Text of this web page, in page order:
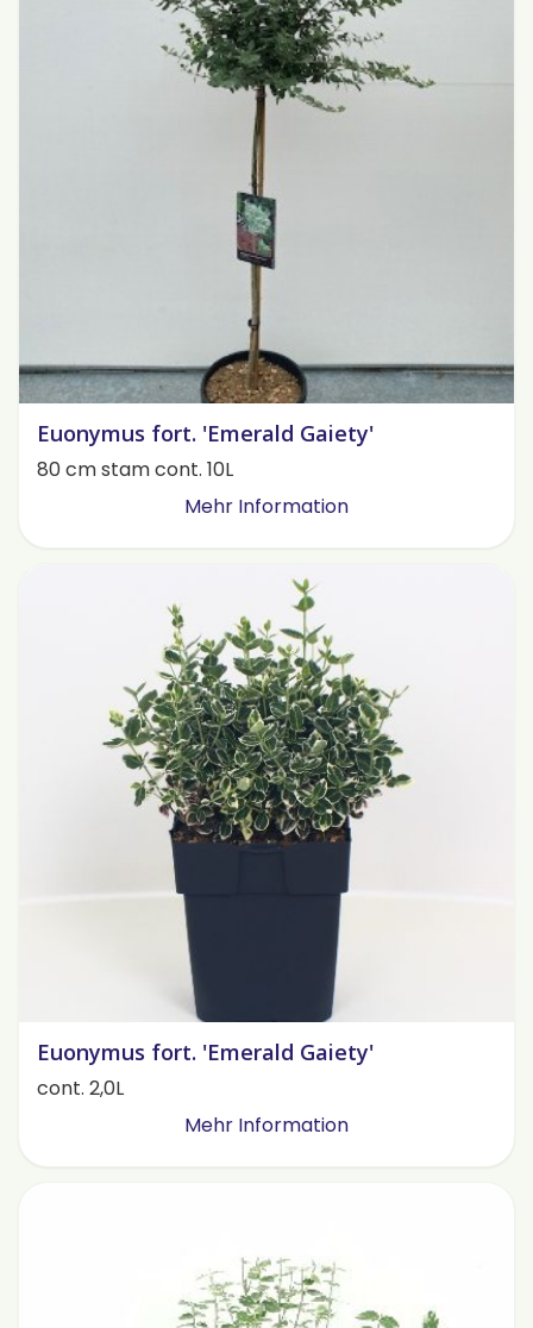
Euonymus fort. 'Emerald Gaiety'
80 cm stam cont. 10L
Mehr Information
Euonymus fort. 'Emerald Gaiety'
cont. 2,0L
Mehr Information